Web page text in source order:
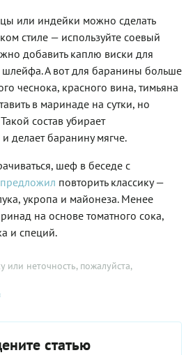
или индейки можно сделать
стиле — используйте соевый
добавить каплю виски для
шлейфа. А вот для баранины больше
чеснока, красного вина, тимьяна
в маринаде на сутки, но
состав убирает
делает баранину мягче.
шеф в беседе с
предложил повторить классику —
укропа и майонеза. Менее
на основе томатного сока,
и специй.
неточность, пожалуйста,
статью